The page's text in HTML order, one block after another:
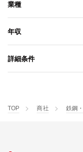
業種
年収
詳細条件
TOP 商社 鉄鋼